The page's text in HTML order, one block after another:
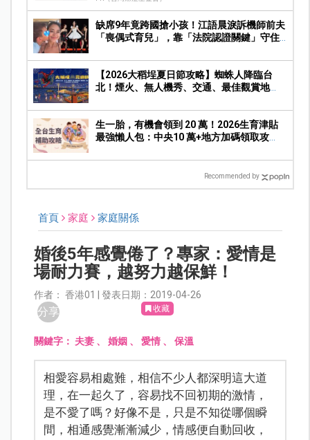
缺席9年竟跨國搶小孩！江語晨淚訴機師前夫
「喪偶式育兒」，靠「法院認證關鍵」守住
【2026大稻埕夏日節攻略】蜘蛛人降臨台
北！煙火、無人機秀、交通、最佳觀賞地
生一胎，有機會領到 20 萬！2026生育津貼
最強懶人包：中央10 萬+地方加碼領取攻
Recommended by
首頁 家庭 家庭關係
婚後5年感覺倦了？專家：愛情是
場耐力賽，越努力越保鮮！
作者： 香港01 | 發表日期：2019-04-26
分享 收藏
關鍵字： 夫妻 、婚姻 、愛情 、保溫
相愛容易相處難，相信不少人都深明這大道
理，在一起久了，容易找不回初期的激情，
是不愛了嗎？好像不是，只是不知從哪個瞬
間，相通感覺漸漸減少，情感便自動回收，